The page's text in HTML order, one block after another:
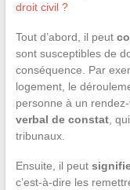
droit civil ?
Tout d’abord, il peut
sont susceptibles de
conséquence. Par
logement, le
personne à un
verbal de constat,
tribunaux.
Ensuite, il peut
c’est-à-dire les